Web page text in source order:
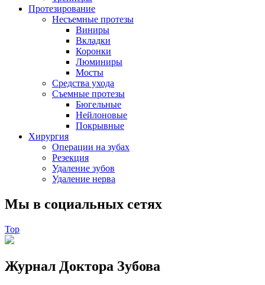
Протезирование
Несъемные протезы
Виниры
Вкладки
Коронки
Люминиры
Мосты
Средства ухода
Съемные протезы
Бюгельные
Нейлоновые
Покрывные
Хирургия
Операции на зубах
Резекция
Удаление зубов
Удаление нерва
Мы в социальных сетях
Top
Журнал Доктора Зубова